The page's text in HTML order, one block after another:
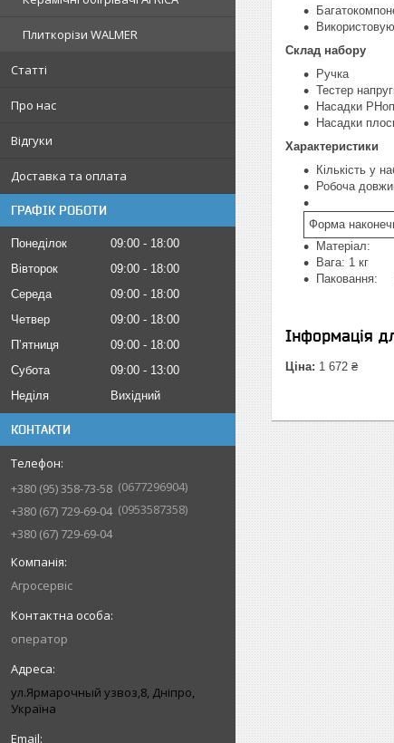
Плиткорізи WALMER
Статті
Про нас
Відгуки
Доставка та оплата
ГРАФІК РОБОТИ
Понеділок 09:00
18:00
Вівторок
09:00
18:00
Середа
09:00
18:00
Четвер
09:00
18:00
Пʼятниця
09:00
18:00
Субота
09:00
13:00
Неділя
Вихідний
КОНТАКТИ
+380 (95) 358-73-58
0677296904
+380 (67) 729-69-04
0953587358
+380 (67) 729-69-04
Агросервіс
оператор
ул.Ярмарочный узвоз,8, Дніпро,
Україна
Склад набору
Ручка
Тестер
Насадки
Насадки
Характеристики
Кількість у
Робоча
Форма
Матеріал:
Вага: 1 кг
Паковання:
Інформація
Ціна: 1 672 ₴